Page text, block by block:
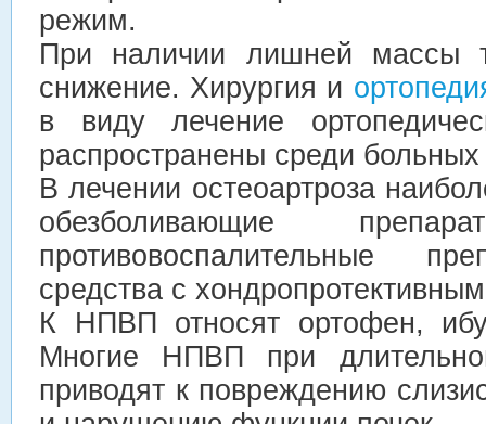
режим.
При наличии лишней массы
снижение. Хирургия и
в виду лечение
распространены среди
В лечении остеоартроза
обезболивающие
противовоспалительные
средства с
К НПВП относят ортофен,
Многие НПВП при
приводят к повреждению